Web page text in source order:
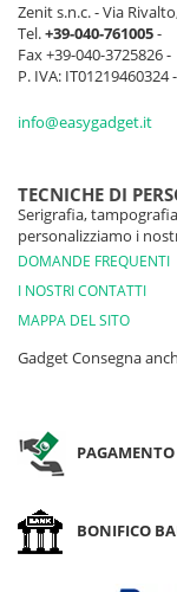
Zenit s.n.c. - Via
Tel.+39-040-761005-
Fax +39-040-3725826 -
P. IVA: IT01219460324 -
info@easygadget.it
TECNICHE DI
Serigrafia,
personalizziamo i
DOMANDE FREQUENTI
I NOSTRI CONTATTI
MAPPA DEL SITO
Gadget Consegna
BONIFICO